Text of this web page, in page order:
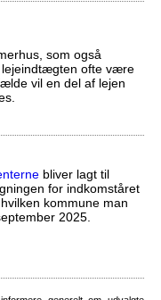
som også
lejeindtægten ofte være
vil en del af lejen
bliver lagt til
for indkomståret
kommune man
2025.